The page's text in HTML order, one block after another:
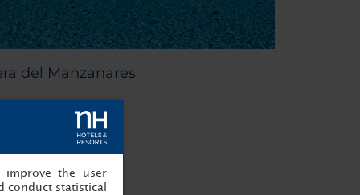
del Manzanares
57,. 28005 Madrid
the user
conduct statistical